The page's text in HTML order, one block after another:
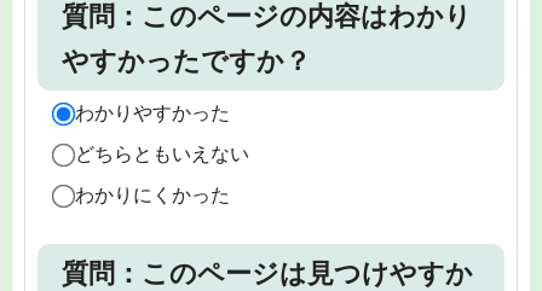
質問：このページの内容はわかり
やすかったですか？
わかりやすかった
どちらともいえない
わかりにくかった
質問：このページは見つけやすか